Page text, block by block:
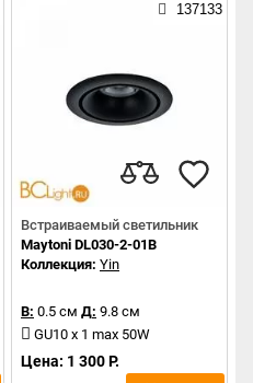
137133
Встраиваемый светильник
Maytoni DL030-2-01B
Коллекция: Yin
В: 0.5 см Д: 9.8 см
GU10 x 1 max 50W
Цена: 1 300 Р.